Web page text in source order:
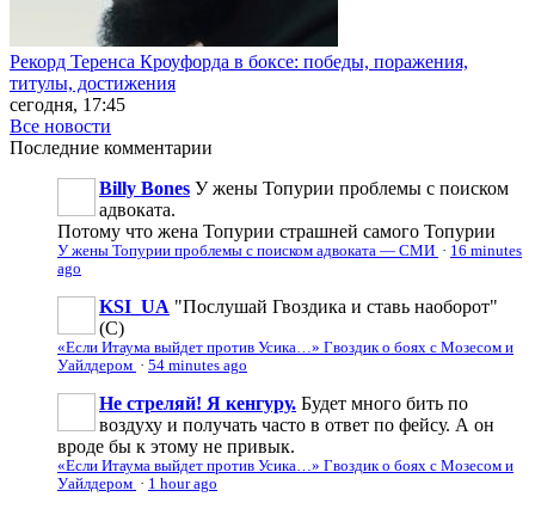
Рекорд Теренса Кроуфорда в боксе: победы, поражения,
титулы, достижения
сегодня, 17:45
Все новости
Последние комментарии
Billy Bones У жены Топурии проблемы с поиском
адвоката.
Потому что жена Топурии страшней самого Топурии
У жены Топурии проблемы с поиском адвоката — СМИ · 16 minutes
ago
KSI_UA "Послушай Гвоздика и ставь наоборот"
(С)
«Если Итаума выйдет против Усика…» Гвоздик о боях с Мозесом и
Уайлдером · 54 minutes ago
Не стреляй! Я кенгуру. Будет много бить по
воздуху и получать часто в ответ по фейсу. А он
вроде бы к этому не привык.
«Если Итаума выйдет против Усика…» Гвоздик о боях с Мозесом и
Уайлдером · 1 hour ago